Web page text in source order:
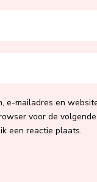
e-mailadres en
voor de
een reactie plaats.